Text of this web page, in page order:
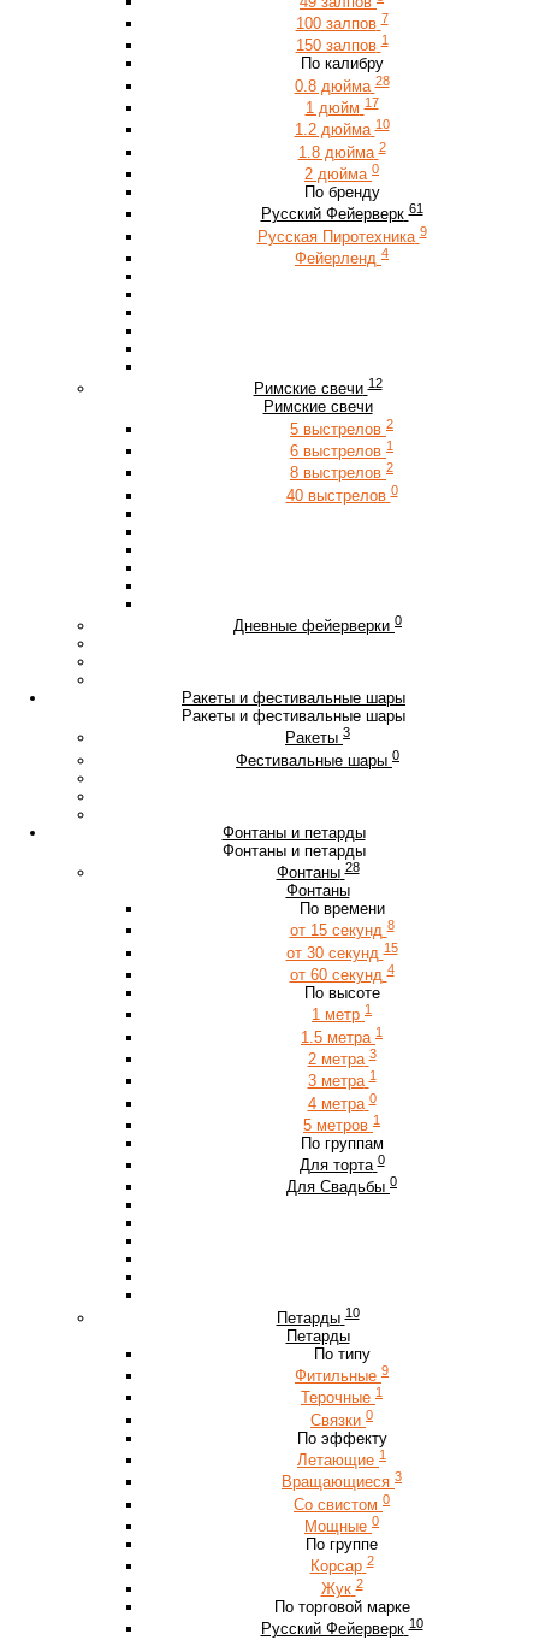
100 залпов 7
150 залпов 1
По калибру
0.8 дюйма 28
1 дюйм 17
1.2 дюйма 10
1.8 дюйма 2
2 дюйма 0
По бренду
Русский Фейерверк 61
Русская Пиротехника 9
Фейерленд 4
Римские свечи 12
Римские свечи
5 выстрелов 2
6 выстрелов 1
8 выстрелов 2
40 выстрелов 0
Дневные фейерверки 0
Ракеты и фестивальные шары
Ракеты и фестивальные шары
Ракеты 3
Фестивальные шары 0
Фонтаны и петарды
Фонтаны и петарды
Фонтаны 28
Фонтаны
По времени
от 15 секунд 8
от 30 секунд 15
от 60 секунд 4
По высоте
1 метр 1
1.5 метра 1
2 метра 3
3 метра 1
4 метра 0
5 метров 1
По группам
Для торта 0
Для Свадьбы 0
Петарды 10
Петарды
По типу
Фитильные 9
Терочные 1
Связки 0
По эффекту
Летающие 1
Вращающиеся 3
Со свистом 0
Мощные 0
По группе
Корсар 2
Жук 2
По торговой марке
Русский Фейерверк 10